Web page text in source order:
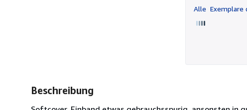
Alle Exemplare
Beschreibung